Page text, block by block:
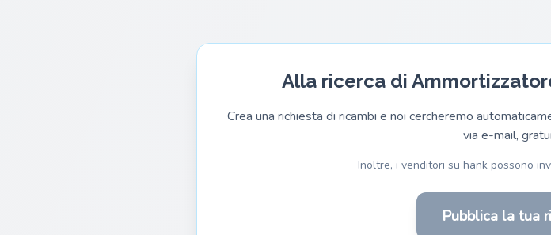
Alla ricerca di
Crea una richiesta di ricambi e noi cercheremo
via e-mail,
Inoltre, i venditori su hank possono
Pubblica la tua